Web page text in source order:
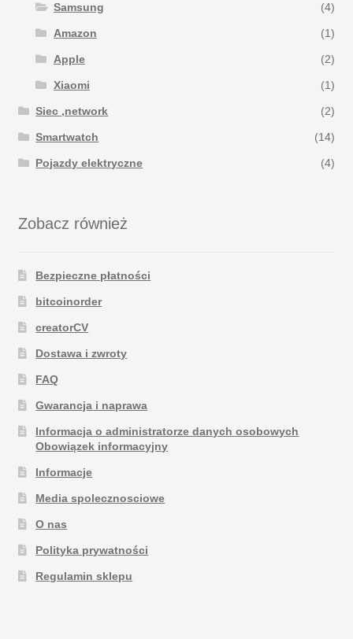
Samsung (4)
Amazon (1)
Apple (2)
Xiaomi (1)
Siec ,network (2)
Smartwatch (14)
Pojazdy elektryczne (4)
Zobacz również
Bezpieczne płatności
bitcoinorder
creatorCV
Dostawa i zwroty
FAQ
Gwarancja i naprawa
Informacja o administratorze danych osobowych
Obowiązek informacyjny
Informacje
Media spolecznosciowe
O nas
Polityka prywatności
Regulamin sklepu